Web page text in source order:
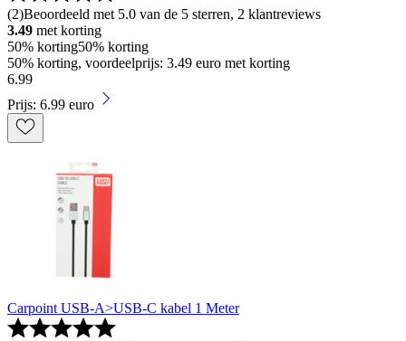
(2)Beoordeeld met 5.0 van de 5 sterren, 2 klantreviews
3.49 met korting
50% korting50% korting
50% korting, voordeelprijs: 3.49 euro met korting
6.99
Prijs: 6.99 euro
Carpoint USB-A>USB-C kabel 1 Meter